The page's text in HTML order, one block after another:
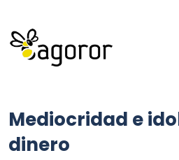
Mediocridad e
dinero